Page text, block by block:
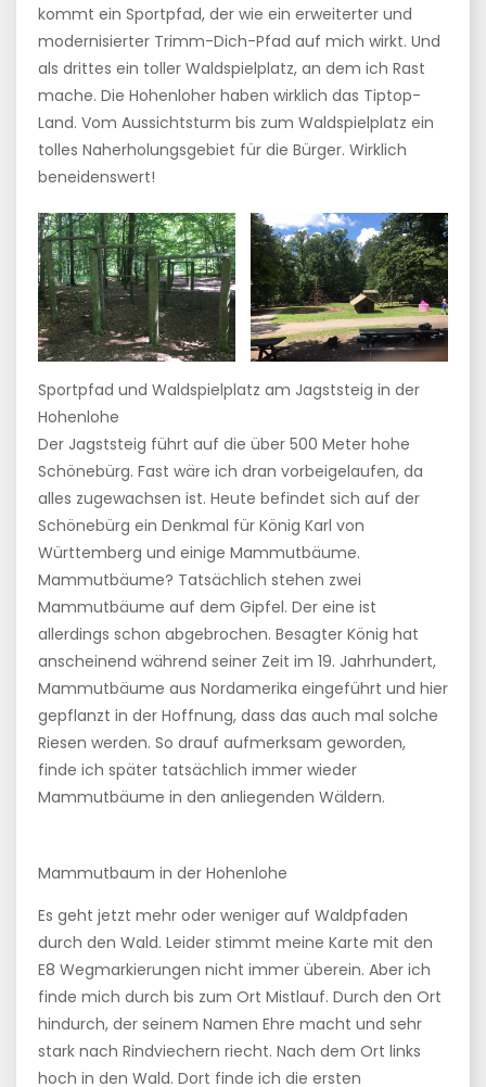
kommt ein Sportpfad, der wie ein erweiterter und
modernisierter Trimm-Dich-Pfad auf mich wirkt. Und
als drittes ein toller Waldspielplatz, an dem ich Rast
mache. Die Hohenloher haben wirklich das Tiptop-
Land. Vom Aussichtsturm bis zum Waldspielplatz ein
tolles Naherholungsgebiet für die Bürger. Wirklich
beneidenswert!
Sportpfad und Waldspielplatz am Jagststeig in der
Hohenlohe
Der Jagststeig führt auf die über 500 Meter hohe
Schönebürg. Fast wäre ich dran vorbeigelaufen, da
alles zugewachsen ist. Heute befindet sich auf der
Schönebürg ein Denkmal für König Karl von
Württemberg und einige Mammutbäume.
Mammutbäume? Tatsächlich stehen zwei
Mammutbäume auf dem Gipfel. Der eine ist
allerdings schon abgebrochen. Besagter König hat
anscheinend während seiner Zeit im 19. Jahrhundert,
Mammutbäume aus Nordamerika eingeführt und hier
gepflanzt in der Hoffnung, dass das auch mal solche
Riesen werden. So drauf aufmerksam geworden,
finde ich später tatsächlich immer wieder
Mammutbäume in den anliegenden Wäldern.
Mammutbaum in der Hohenlohe
Es geht jetzt mehr oder weniger auf Waldpfaden
durch den Wald. Leider stimmt meine Karte mit den
E8 Wegmarkierungen nicht immer überein. Aber ich
finde mich durch bis zum Ort Mistlauf. Durch den Ort
hindurch, der seinem Namen Ehre macht und sehr
stark nach Rindviechern riecht. Nach dem Ort links
hoch in den Wald. Dort finde ich die ersten